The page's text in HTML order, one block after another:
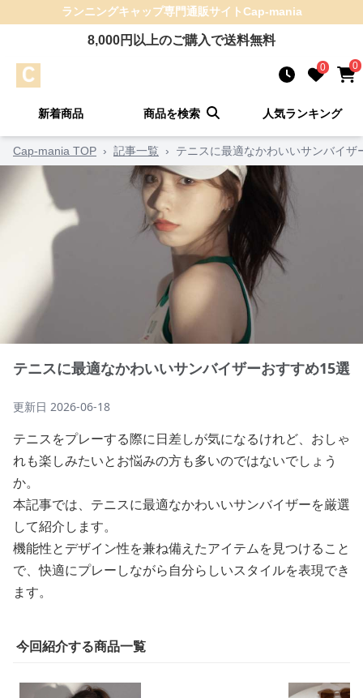
ランニングキャップ専門通販サイトCap-mania
8,000円以上のご購入で送料無料
0 0
新着商品 商品を検索 人気ランキング
Cap-mania TOP › 記事一覧 › テニスに最適なかわいいサンバイザ
テニスに最適なかわいいサンバイザーおすすめ15選
更新日 2026-06-18
テニスをプレーする際に日差しが気になるけれど、おしゃ
れも楽しみたいとお悩みの方も多いのではないでしょう
か。
本記事では、テニスに最適なかわいいサンバイザーを厳選
して紹介します。
機能性とデザイン性を兼ね備えたアイテムを見つけること
で、快適にプレーしながら自分らしいスタイルを表現でき
ます。
今回紹介する商品一覧